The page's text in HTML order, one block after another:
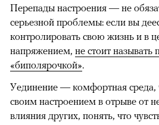
Перепады настроения — не
серьезной проблемы: если вы
контролировать свою жизнь и в
напряжением, не стоит называть
«биполярочкой».
Уединение — комфортная среда,
своим настроением в отрыве от
влияния других, понять, что